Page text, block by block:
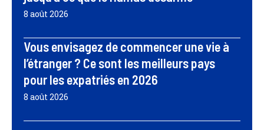
8 août 2026
Vous envisagez de commencer une vie à
l’étranger ? Ce sont les meilleurs pays
pour les expatriés en 2026
8 août 2026